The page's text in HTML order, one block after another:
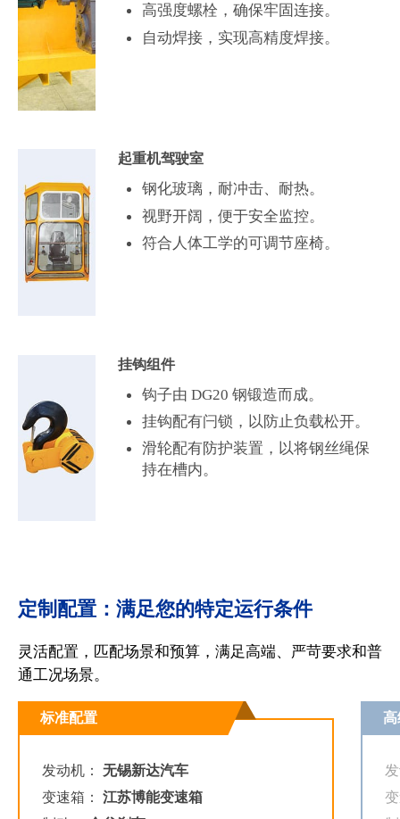
高强度螺栓，确保牢固连接。
自动焊接，实现高精度焊接。
起重机驾驶室
钢化玻璃，耐冲击、耐热。
视野开阔，便于安全监控。
符合人体工学的可调节座椅。
挂钩组件
钩子由 DG20 钢锻造而成。
挂钩配有闩锁，以防止负载松开。
滑轮配有防护装置，以将钢丝绳保
持在槽内。
定制配置：满足您的特定运行条件
灵活配置，匹配场景和预算，满足高端、严苛要求和普
通工况场景。
标准配置
发动机：无锡新达汽车
变速箱：江苏博能变速箱